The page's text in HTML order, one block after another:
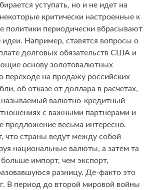
уступать, но и не идет на
критически настроенные к
политики периодически вбрасывают
Например, ставятся вопросы о
долговых обязательств США и
основу золотовалютных
переходе на продажу российских
об отказе от доллара в расчетах,
называемый валютно-кредитный
с важными партнерами и
предложение весьма интересно.
что страны ведут между собой
национальные валюты, а затем та
импорт, чем экспорт,
разницу. Де-факто это
В период до второй мировой войны